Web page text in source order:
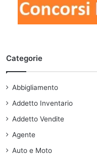
Categorie
Abbigliamento
Addetto Inventario
Addetto Vendite
Agente
Auto e Moto